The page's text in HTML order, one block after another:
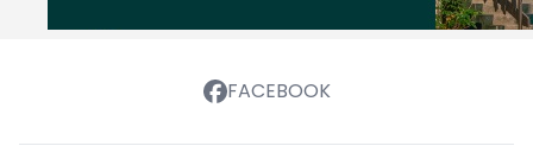
FACEBOOK